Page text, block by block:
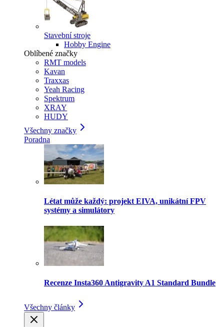
Stavební stroje
Hobby Engine
Oblíbené značky
RMT models
Kavan
Traxxas
Yeah Racing
Spektrum
XRAY
HUDY
Všechny značky
Poradna
Létat může každý: projekt EIVA, unikátní FPV
systémy a simulátory
Recenze Insta360 Antigravity A1 Standard Bundle
Všechny články